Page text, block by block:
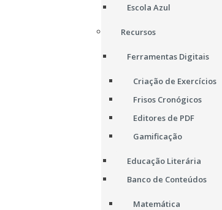
Escola Azul
Recursos
Ferramentas Digitais
Criação de Exercícios
Frisos Cronógicos
Editores de PDF
Gamificação
Educação Literária
Banco de Conteúdos
Matemática